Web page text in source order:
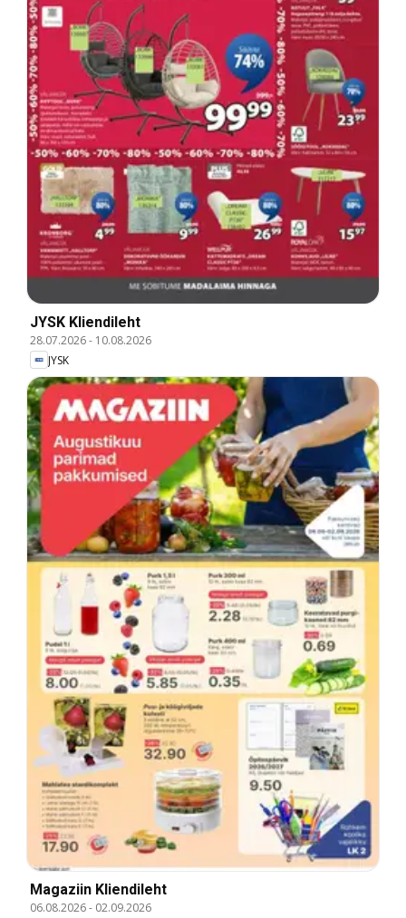
JYSK Kliendileht
28.07.2026- 10.08.2026
JYSK
Magaziin Kliendileht
06.08.2026- 02.09.2026